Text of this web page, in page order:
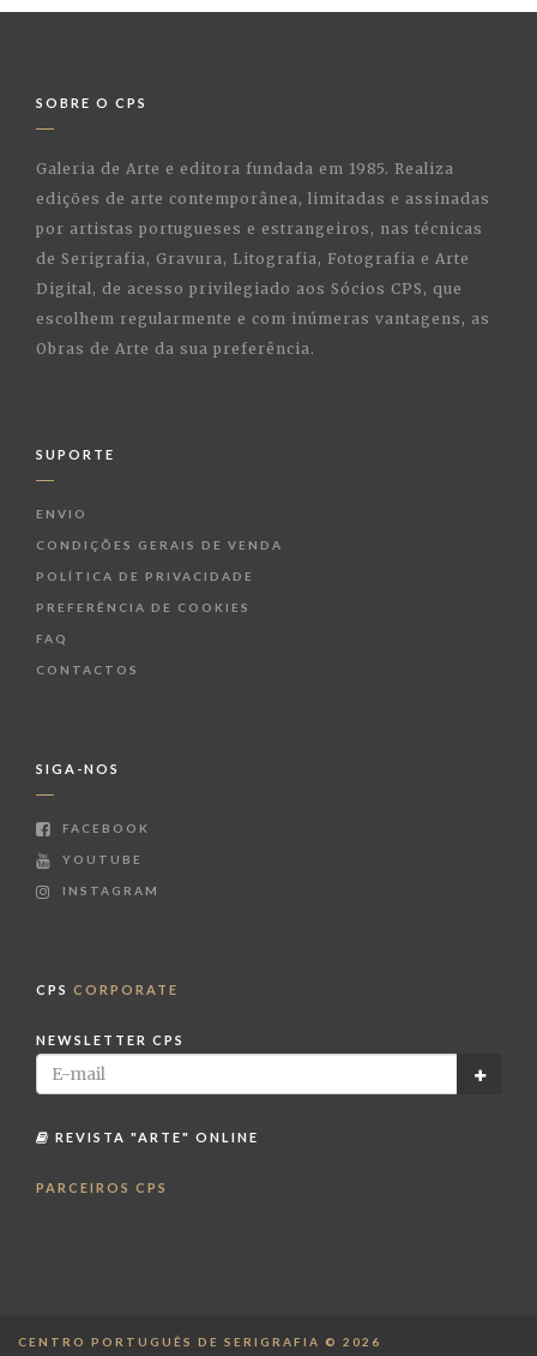
SOBRE O CPS
Galeria de Arte e editora fundada em 1985. Realiza
edições de arte contemporânea, limitadas e assinadas
por artistas portugueses e estrangeiros, nas técnicas
de Serigrafia, Gravura, Litografia, Fotografia e Arte
Digital, de acesso privilegiado aos Sócios CPS, que
escolhem regularmente e com inúmeras vantagens, as
Obras de Arte da sua preferência.
SUPORTE
ENVIO
CONDIÇÕES GERAIS DE VENDA
POLÍTICA DE PRIVACIDADE
PREFERÊNCIA DE COOKIES
FAQ
CONTACTOS
SIGA-NOS
FACEBOOK
YOUTUBE
INSTAGRAM
CPS CORPORATE
NEWSLETTER CPS
REVISTA "ARTE" ONLINE
PARCEIROS CPS
CENTRO PORTUGUÊS DE SERIGRAFIA © 2026